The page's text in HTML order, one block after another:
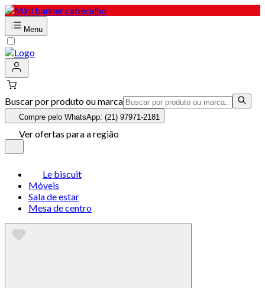
Menu
Buscar por produto ou marca
Compre pelo WhatsApp: (21) 97971-2181
Ver ofertas para a região
Le biscuit
Móveis
Sala de estar
Mesa de centro